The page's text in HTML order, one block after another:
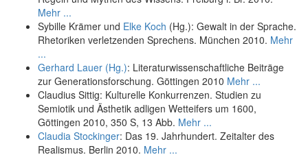
Mehr ...
Sybille Krämer und Elke Koch (Hg.): Gewalt in der Sprache.
Rhetoriken verletzenden Sprechens. München 2010. Mehr
...
Gerhard Lauer (Hg.): Literaturwissenschaftliche Beiträge
zur Generationsforschung. Göttingen 2010 Mehr ...
Claudius Sittig: Kulturelle Konkurrenzen. Studien zu
Semiotik und Ästhetik adligen Wetteifers um 1600,
Göttingen 2010, 350 S, 13 Abb. Mehr ...
Claudia Stockinger: Das 19. Jahrhundert. Zeitalter des
Realismus. Berlin 2010. Mehr ...